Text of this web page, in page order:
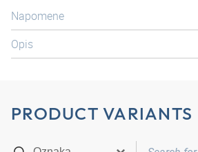
Napomene
Opis
PRODUCT VARIANTS